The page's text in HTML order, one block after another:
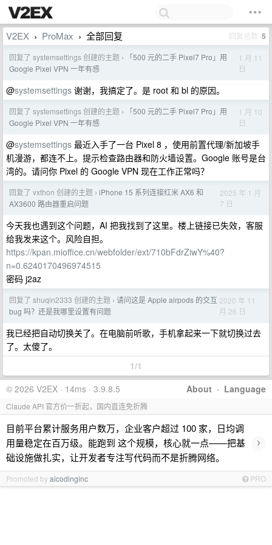
V2EX › ProMax › 全部回复 回复总数 5
回复了 systemsettings 创建的主题 ›
「500 元的二手 Pixel7 Pro」用
Google Pixel VPN 一年有感
1 月 11
日
@systemsettings 谢谢，我搞定了。是 root 和 bl 的原因。
回复了 systemsettings 创建的主题 ›
「500 元的二手 Pixel7 Pro」用
Google Pixel VPN 一年有感
1 月 10
日
@systemsettings 最近入手了一台 Pixel 8 ，使用前置代理/新加坡手
机漫游，都连不上。提示检查路由器和防火墙设置。Google 账号是台
湾的。请问你 Pixel 的 Google VPN 现在工作正常吗？
回复了 vxthon 创建的主题 › iPhone 15 系列连接红米 AX6 和
AX3600 路由器重启问题
2025 年 1 月
7 日
今天我也遇到这个问题，AI 把我找到了这里。楼上链接已失效，客服
给我发来这个。风险自担。
https://kpan.mioffice.cn/webfolder/ext/710bFdrZiwY%40?
n=0.6240170496974515
密码 j2az
回复了 shuqin2333 创建的主题 › 请问这是 Apple airpods 的交互
bug 吗？还是我哪里设置有问题
2020 年 11
月 26 日
我已经把自动切换关了。在电脑前听歌，手机拿起来一下就切换过去
了。太傻了。
1/1
About · Language
© 2026 V2EX · 14ms · 3.9.8.5
Claude API 官方价一折起，国内直连免折腾
目前平台累计服务用户数万，企业客户超过 100 家，日均调
用量稳定在百万级。能跑到 这个规模，核心就一点——把基
础设施做扎实，让开发者专注写代码而不是折腾网络。
›
Promoted byaicodinginc PRO